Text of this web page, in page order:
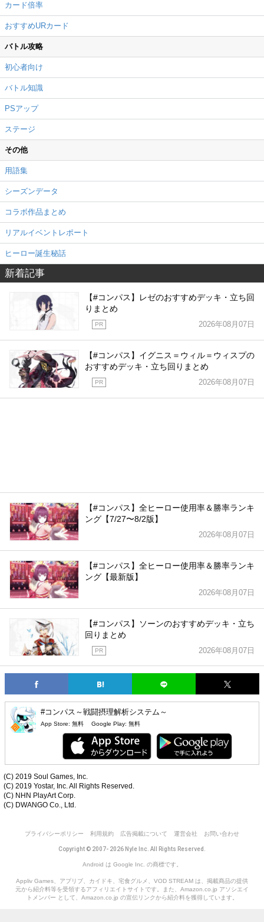
カード倍率
おすすめURカード
バトル攻略
初心者向け
バトル知識
PSアップ
ステージ
その他
用語集
シーズンデータ
コラボ作品まとめ
リアルイベントレポート
ヒーロー誕生秘話
新着記事
【#コンパス】レゼのおすすめデッキ・立ち回
りまとめ
2026年08月07日
PR
【#コンパス】イグニス＝ウィル＝ウィスプの
おすすめデッキ・立ち回りまとめ
2026年08月07日
PR
【#コンパス】全ヒーロー使用率＆勝率ランキ
ング【7/27〜8/2版】
2026年08月07日
【#コンパス】全ヒーロー使用率＆勝率ランキ
ング【最新版】
2026年08月07日
【#コンパス】ソーンのおすすめデッキ・立ち
回りまとめ
2026年08月07日
PR
#コンパス～戦闘摂理解析システム～
App Store: 無料 Google Play: 無料
(C) 2019 Soul Games, Inc.
(C) 2019 Yostar, Inc. All Rights Reserved.
(C) NHN PlayArt Corp.
(C) DWANGO Co., Ltd.
プライバシーポリシー 利用規約 広告掲載について 運営会社 お問い合わせ
Copyright © 2007- 2026 Nyle Inc. All Rights Reserved.
Android は Google Inc. の商標です。
Appliv Games、アプリブ、カイドキ、宅食グルメ、VOD STREAM は、掲載商品の提供
元から紹介料等を受領するアフィリエイトサイトです。また、Amazon.co.jp アソシエイ
トメンバー として、Amazon.co.jp の宣伝リンクから紹介料を獲得しています。